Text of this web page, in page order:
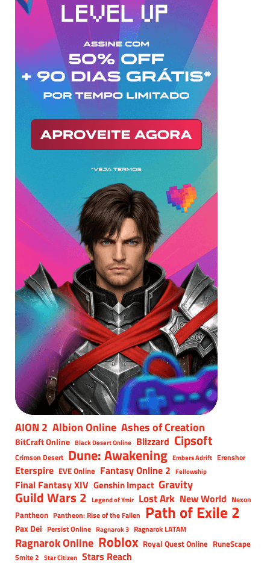
AION 2 Albion Online Ashes of Creation
BitCraft Online Black Desert Online Blizzard Cipsoft
Crimson Desert Dune: Awakening Embers Adrift Erenshor
Eterspire EVE Online Fantasy Online 2 Fellowship
Final Fantasy XIV Genshin Impact Gravity
Guild Wars 2 Legend of Ymir Lost Ark New World Nexon
Pantheon Pantheon: Rise of the Fallen Path of Exile 2
Pax Dei Persist Online Ragnarok 3 Ragnarok LATAM
Ragnarok Online Roblox Royal Quest Online RuneScape
Smite 2 Star Citizen Stars Reach